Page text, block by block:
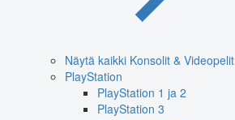
Näytä kaikki Konsolit & Videopelit
PlayStation
PlayStation 1 ja 2
PlayStation 3